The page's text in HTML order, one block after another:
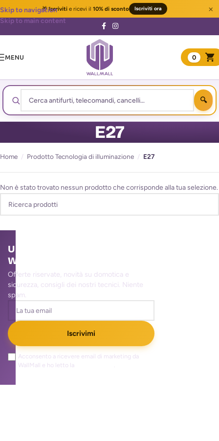
🎁Iscrivitie ricevi il 10% di sconto Iscriviti ora ×
Skip to navigation
Skip to main content
MENU 0
E27
Home / Prodotto Tecnologia di illuminazione / E27
Non è stato trovato nessun prodotto che corrisponde alla tua selezione.
Unisciti alla community
WallMall
Offerte riservate, novità su domotica e
sicurezza, consigli dei nostri tecnici. Niente
spam.
Iscrivimi
Acconsento a ricevere email di marketing da
WallMall e ho letto la
.